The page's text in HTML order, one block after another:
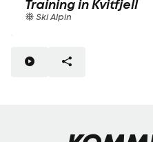
Training in Kvitfjell
Ski Alpin